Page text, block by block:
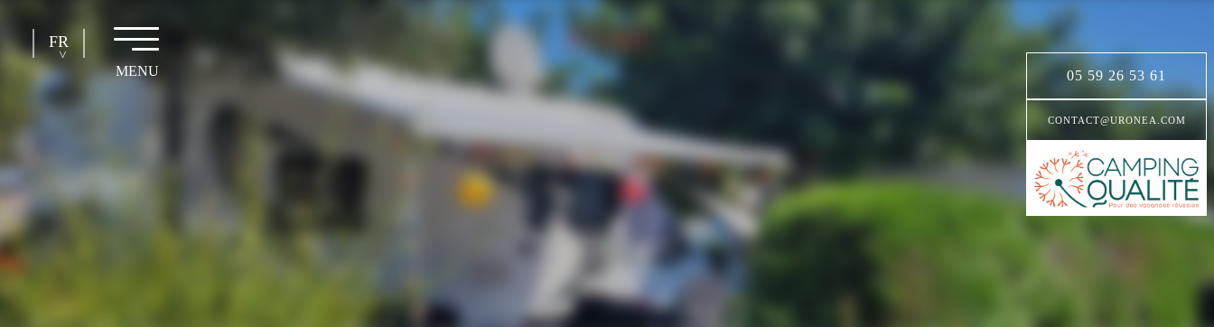
FR
EN
NL
05 59 26 53 61
CONTACT@URONEA.COM